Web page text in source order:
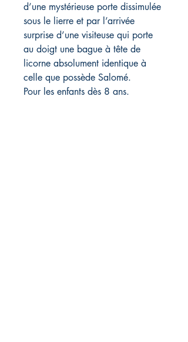
d’une mystérieuse porte dissimulée
sous le lierre et par l’arrivée
surprise d’une visiteuse qui porte
au doigt une bague à tête de
licorne absolument identique à
celle que possède Salomé.
Pour les enfants dès 8 ans.